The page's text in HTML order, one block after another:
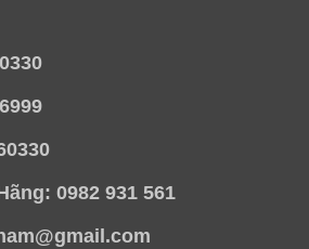
0982 931 561